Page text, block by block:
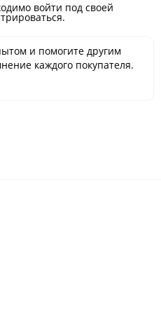
войти под своей
и помогите другим
каждого покупателя.